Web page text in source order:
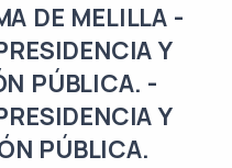
DE MELILLA -
Y
PÚBLICA. -
Y
PÚBLICA.